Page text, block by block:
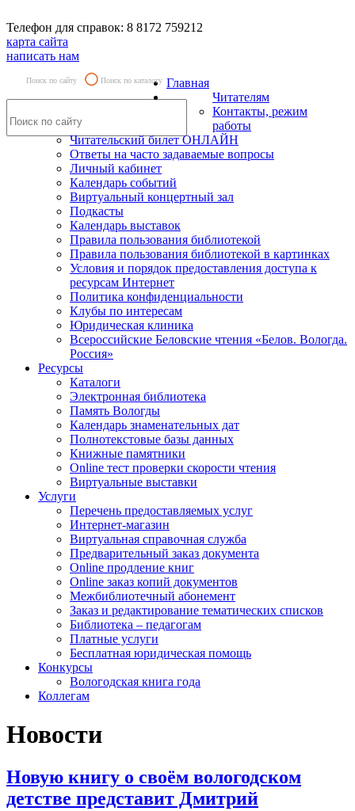
Телефон для справок: 8 8172 759212
карта сайта
написать нам
Поиск по сайту Поиск по каталогу Главная
Читателям
Контакты, режим
работы
Читательский билет ОНЛАЙН
Ответы на часто задаваемые вопросы
Личный кабинет
Календарь событий
Виртуальный концертный зал
Подкасты
Календарь выставок
Правила пользования библиотекой
Правила пользования библиотекой в картинках
Условия и порядок предоставления доступа к
ресурсам Интернет
Политика конфиденциальности
Клубы по интересам
Юридическая клиника
Всероссийские Беловские чтения «Белов. Вологда.
Россия»
Ресурсы
Каталоги
Электронная библиотека
Память Вологды
Календарь знаменательных дат
Полнотекстовые базы данных
Книжные памятники
Online тест проверки скорости чтения
Виртуальные выставки
Услуги
Перечень предоставляемых услуг
Интернет-магазин
Виртуальная справочная служба
Предварительный заказ документа
Online продление книг
Online заказ копий документов
Межбиблиотечный абонемент
Заказ и редактирование тематических списков
Библиотека – педагогам
Платные услуги
Бесплатная юридическая помощь
Конкурсы
Вологодская книга года
Коллегам
Новости
Новую книгу о своём вологодском
детстве представит Дмитрий